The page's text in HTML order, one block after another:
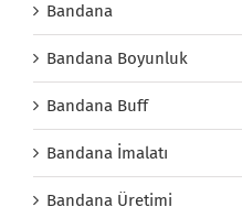
Bandana
Bandana Boyunluk
Bandana Buff
Bandana İmalatı
Bandana Üretimi